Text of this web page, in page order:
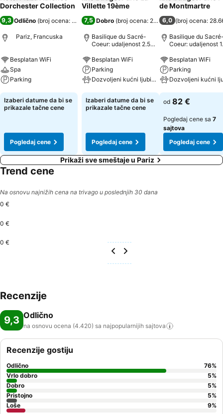
Dorchester Collection
9,3 Odlično (broj ocena: 4.420)
Pariz, Francuska
Besplatan WiFi
Spa
Parking
Pogledaj cene
Izaberi datume da bi se
prikazale tačne cene
Pogledaj cene
Villette 19ème
7,5 Dobro (broj ocena: 22.320)
Basilique du Sacré-
Coeur: udaljenost 2.5
Besplatan WiFi
Parking
Dozvoljeni kućni ljubimci
Pogledaj cene
Izaberi datume da bi se
prikazale tačne cene
Pogledaj cene
de Montmartre
6,0 (broj ocena:
Basilique du
Coeur: udaljenost
Besplatan WiFi
Parking
Pogledaj cene
od 82 €
Pogledaj cene sa 7
sajtova
Pogledaj cene
Prikaži sve smeštaje u Pariz
Trend cene
Na osnovu najnižih cena na trivago u poslednjih 30 dana
0 €
0 €
0 €
Recenzije
9,3 Odlično
na osnovu ocena (4.420) sa najpopularnijih sajtova
Recenzije gostiju
Odlično 76%
Vrlo dobro
5%
Dobro
5%
Pristojno
5%
Loše
9%